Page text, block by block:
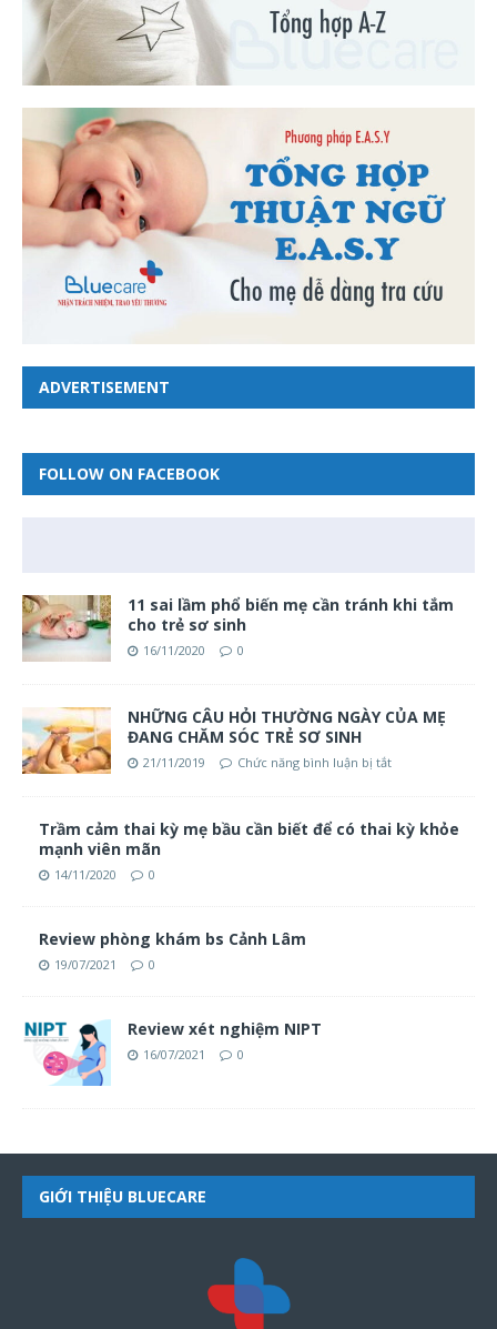
ADVERTISEMENT
FOLLOW ON FACEBOOK
11 sai lầm phổ biến mẹ cần tránh khi tắm
cho trẻ sơ sinh
16/11/2020 0
NHỮNG CÂU HỎI THƯỜNG NGÀY CỦA MẸ
ĐANG CHĂM SÓC TRẺ SƠ SINH
21/11/2019 Chức năng bình luận bị tắt
Trầm cảm thai kỳ mẹ bầu cần biết để có thai kỳ khỏe
mạnh viên mãn
14/11/2020 0
Review phòng khám bs Cảnh Lâm
19/07/2021 0
Review xét nghiệm NIPT
16/07/2021 0
GIỚI THIỆU BLUECARE